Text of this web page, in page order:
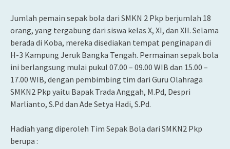
Jumlah pemain sepak bola dari SMKN 2 Pkp berjumlah 18
orang, yang tergabung dari siswa kelas X, XI, dan XII. Selama
berada di Koba, mereka disediakan tempat penginapan di
H-3 Kampung Jeruk Bangka Tengah. Permainan sepak bola
ini berlangsung mulai pukul 07.00 – 09.00 WIB dan 15.00 –
17.00 WIB, dengan pembimbing tim dari Guru Olahraga
SMKN2 Pkp yaitu Bapak Trada Anggah, M.Pd, Despri
Marlianto, S.Pd dan Ade Setya Hadi, S.Pd.
Hadiah yang diperoleh Tim Sepak Bola dari SMKN2 Pkp
berupa :